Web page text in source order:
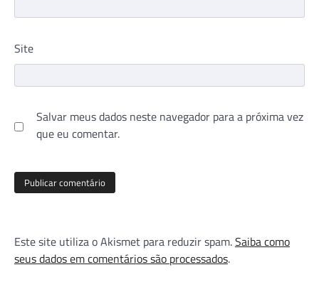
Site
Salvar meus dados neste navegador para a próxima vez
que eu comentar.
Este site utiliza o Akismet para reduzir spam.Saiba como
seus dados em comentários são processados.